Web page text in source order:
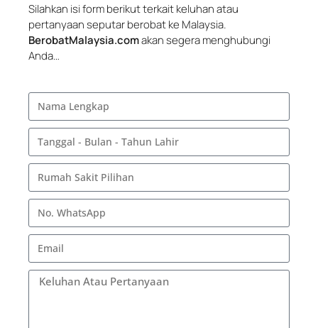
Silahkan isi form berikut terkait keluhan atau
pertanyaan seputar berobat ke Malaysia.
BerobatMalaysia.comakan segera menghubungi
Anda…